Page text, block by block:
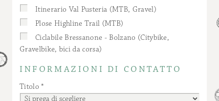
Itinerario Val Pusteria (MTB, Gravel)
Plose Highline Trail (MTB)
Ciclabile Bressanone - Bolzano (Citybike,
Gravelbike, bici da corsa)
INFORMAZIONI DI CONTATTO
Titolo